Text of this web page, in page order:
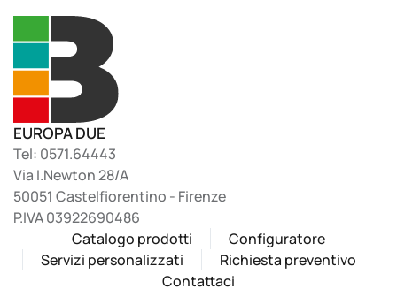
EUROPA DUE
Tel: 0571.64443
Via I.Newton 28/A
50051 Castelfiorentino - Firenze
P.IVA 03922690486
Catalogo prodotti
Configuratore
Servizi personalizzati
Richiesta preventivo
Contattaci